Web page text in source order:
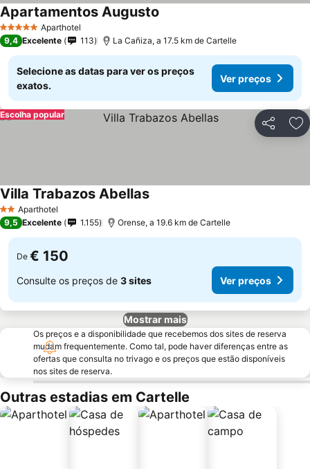
5 Estrelas Aparthotel
Apartamentos Augusto
9,4 Excelente 113 La Cañiza, a 17.5 km de Cartelle
Selecione as datas para ver os preços
exatos.
Ver preços
Partilhar
Escolha popular
2 EstrelasAparthotel
Villa Trabazos Abellas
9,5 Excelente 1.155 Orense, a 19.6 km de Cartelle
De € 150
Consulte os preços de 3 sites Ver preços
Mostrar mais
Os preços e a disponibilidade que recebemos dos sites de reserva
mudam frequentemente. Como tal, pode haver diferenças entre as
ofertas que consulta no trivago e os preços que estão disponíveis
nos sites de reserva.
Outras estadias em Cartelle